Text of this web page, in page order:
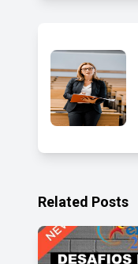
Related Posts